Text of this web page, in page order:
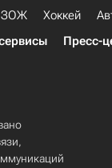
ЗОЖ Хоккей
Пресс-